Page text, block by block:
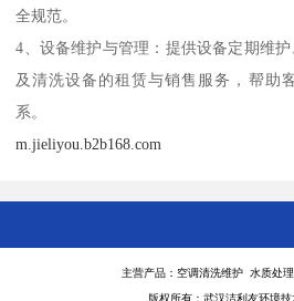
全规范。
4、设备维护与管理：提供设备定期维
及清洗设备的租赁与销售服务，帮助
系。
m.jieliyou.b2b168.com
主营产品：空调清洗维护 水质处
版权所有：武汉洁利友环境技